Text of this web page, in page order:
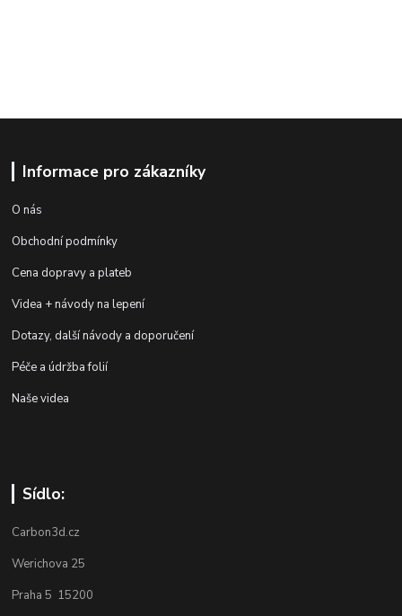
Informace pro zákazníky
O nás
Obchodní podmínky
Cena dopravy a plateb
Videa + návody na lepení
Dotazy, další návody a doporučení
Péče a údržba folií
Naše videa
Sídlo:
Carbon3d.cz
Werichova 25
Praha 5 15200